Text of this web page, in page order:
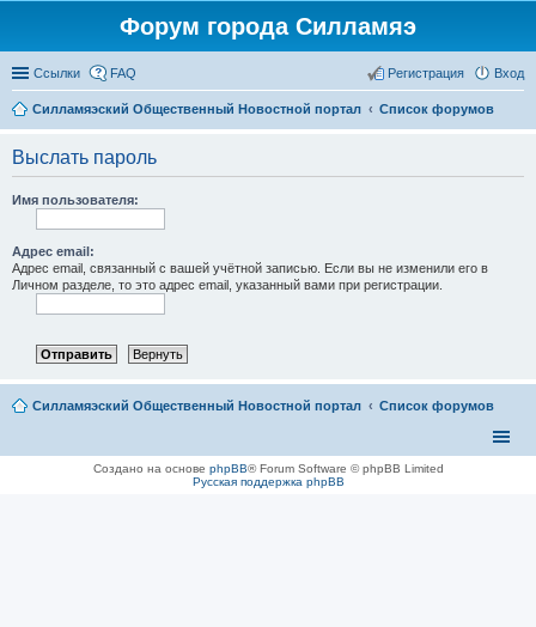
Форум города Силламяэ
Ссылки FAQ Вход
Регистрация
Силламяэский Общественный Новостной портал Список форумов
Выслать пароль
Имя пользователя:
Адрес email:
Адрес email, связанный с вашей учётной записью. Если вы не изменили его в
Личном разделе, то это адрес email, указанный вами при регистрации.
Силламяэский Общественный Новостной портал Список форумов
Создано на основе phpBB® Forum Software © phpBB Limited
Русская поддержка phpBB